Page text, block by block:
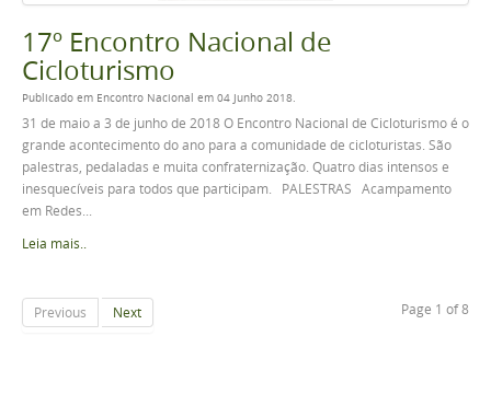
17º Encontro Nacional de
Cicloturismo
Publicado em Encontro Nacional em 04 Junho 2018.
31 de maio a 3 de junho de 2018 O Encontro Nacional de Cicloturismo é o
grande acontecimento do ano para a comunidade de cicloturistas. São
palestras, pedaladas e muita confraternização. Quatro dias intensos e
inesquecíveis para todos que participam. PALESTRAS Acampamento
em Redes...
Leia mais..
Page 1 of 8
Previous Next